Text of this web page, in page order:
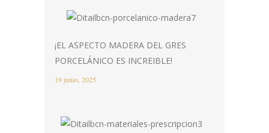
¡EL ASPECTO MADERA DEL GRES
PORCELÁNICO ES INCREIBLE!
19 junio, 2025